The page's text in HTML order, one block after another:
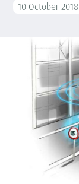
10 October 2018